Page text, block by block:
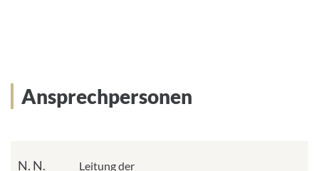
Ansprechpersonen
N. N. Leitung der